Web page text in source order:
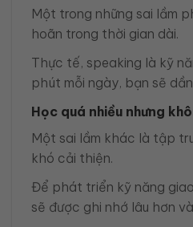
Một trong những sai lầm
hoãn trong thời gian dài.
Thực tế, speaking là kỹ
phút mỗi ngày, bạn sẽ
Học quá nhiều nhưng
Một sai lầm khác là tập
khó cải thiện.
Để phát triển kỹ năng
sẽ được ghi nhớ lâu hơn